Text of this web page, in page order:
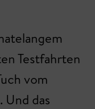
Testfahrten
vom
Und das